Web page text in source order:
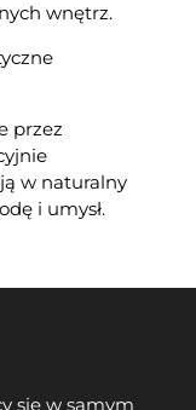
wnętrz.
przez
w naturalny
i umysł.
się w samym